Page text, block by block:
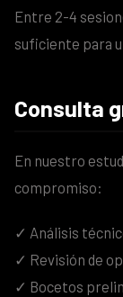
Entre 2-4
suficiente para
Consulta
En nuestro
compromiso:
✓ Análisis
✓ Revisión de
✓ Bocetos